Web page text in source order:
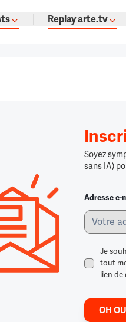
fleur du podcast par ARTE
à gogo : émissions,
Replay arte.tv
Soyez
sans IA)
Adresse e-
Je
tout
lien
OH